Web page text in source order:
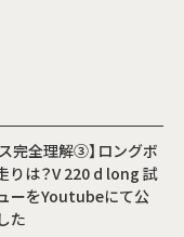
ス完全理解③】ロングボ
りは？V 220 d long 試
ーをYoutubeにて公
た